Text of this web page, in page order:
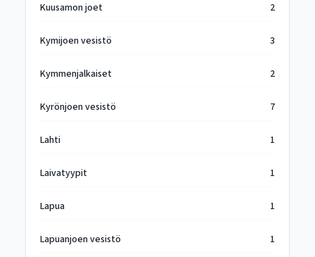
Kuusamon joet 2
Kymijoen vesistö 3
Kymmenjalkaiset 2
Kyrönjoen vesistö 7
Lahti 1
Laivatyypit 1
Lapua 1
Lapuanjoen vesistö 1